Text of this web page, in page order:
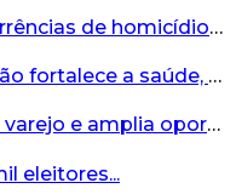
Estabelecimento ligado a ocorrências de homicídio é interditado durante fiscalização em Bento...
Agosto Dourado: amamentação fortalece a saúde, o desenvolvimento e os vínculos...
Consumidor 60+ impulsiona o varejo e amplia oportunidades para o comércio ...
eleitores...